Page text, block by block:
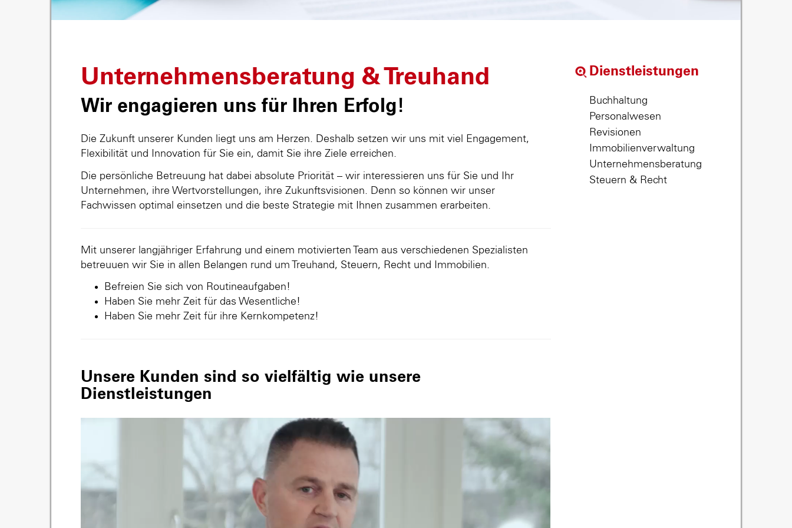
Unternehmensberatung & Treuhand
Wir engagieren uns für Ihren Erfolg!
Die Zukunft unserer Kunden liegt uns am Herzen. Deshalb setzen wir uns mit viel Engagement,
Flexibilität und Innovation für Sie ein, damit Sie ihre Ziele erreichen.
Die persönliche Betreuung hat dabei absolute Priorität – wir interessieren uns für Sie und Ihr
Unternehmen, ihre Wertvorstellungen, ihre Zukunftsvisionen. Denn so können wir unser
Fachwissen optimal einsetzen und die beste Strategie mit Ihnen zusammen erarbeiten.
Mit unserer langjähriger Erfahrung und einem motivierten Team aus verschiedenen Spezialisten
betreuuen wir Sie in allen Belangen rund um Treuhand, Steuern, Recht und Immobilien.
Befreien Sie sich von Routineaufgaben!
Haben Sie mehr Zeit für das Wesentliche!
Haben Sie mehr Zeit für ihre Kernkompetenz!
Unsere Kunden sind so vielfältig wie unsere
Dienstleistungen
Dienstleistungen
Buchhaltung
Personalwesen
Revisionen
Immobilienverwaltung
Unternehmensberatung
Steuern & Recht